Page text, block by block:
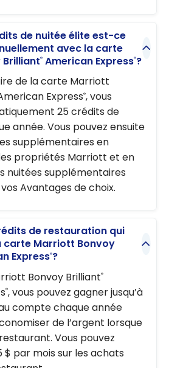
de nuitée élite est-ce
avec la carte
® American Express®?
de la carte Marriott
Express®, vous
25 crédits de
année. Vous pouvez ensuite
supplémentaires en
propriétés Marriott et en
nuitées supplémentaires
Avantages de choix.
de restauration qui
carte Marriott Bonvoy
Express®?
Bonvoy Brilliant®
®, vous pouvez gagner jusqu’à
compte chaque année
de l’argent lorsque
Vous pouvez
$ par mois sur les achats